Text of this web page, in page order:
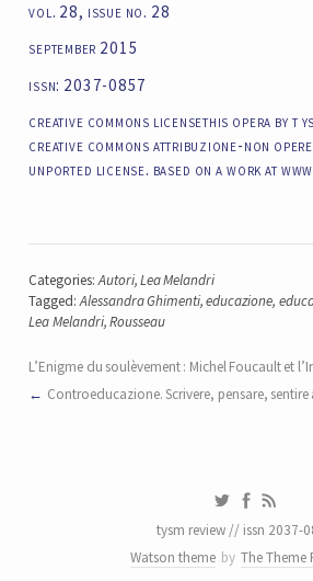
vol. 28, issue no. 28
september 2015
issn: 2037-0857
creative commons licensethis opera by t
creative commons attribuzione-non
unported license. based on a work at
Categories:Autori,Lea Melandri
Tagged:Alessandra Ghimenti,educazione,
Lea Melandri,Rousseau
L’Enigme du soulèvement : Michel Foucault et
Controeducazione. Scrivere, pensare, sentire
tysm review // issn 2037-
Watson theme by The Theme